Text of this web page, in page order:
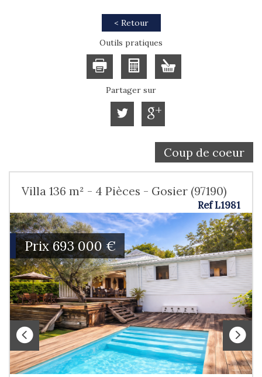
< Retour
Outils pratiques
Partager sur
Coup de coeur
Villa 136 m² - 4 Pièces - Gosier (97190)
Ref L1981
Prix 693 000 €